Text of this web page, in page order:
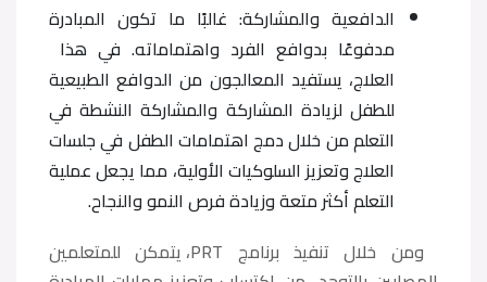
الدافعية والمشاركة: غالبًا ما تكون المبادرة
مدفوعًا بدوافع الفرد واهتماماته. في هذا
العلاج، يستفيد المعالجون من الدوافع الطبيعية
للطفل لزيادة المشاركة والمشاركة النشطة في
التعلم من خلال دمج اهتمامات الطفل في جلسات
العلاج وتعزيز السلوكيات الأولية، مما يجعل عملية
التعلم أكثر متعة وزيادة فرص النمو والنجاح.
ومن خلال تنفيذ برنامج PRT، يتمكن للمتعلمين